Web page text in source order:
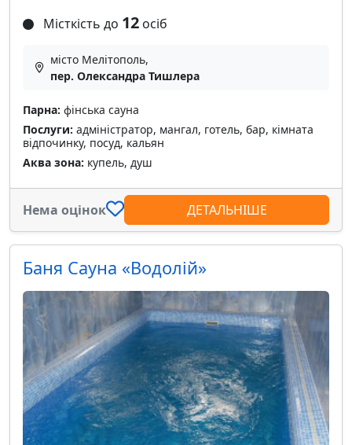
Місткість до 12 осіб
місто Мелітополь,
пер. Олександра Тишлера
Парна: фінська сауна
Послуги: адміністратор, мангал, готель, бар, кімната
відпочинку, посуд, кальян
Аква зона: купель, душ
Нема оцінок ДЕТАЛЬНІШЕ
Баня Сауна «Водолій»